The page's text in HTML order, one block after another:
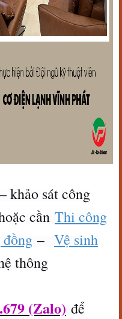
khảo sát công
cần Thi công
– Vệ sinh
thông
(Zalo) để